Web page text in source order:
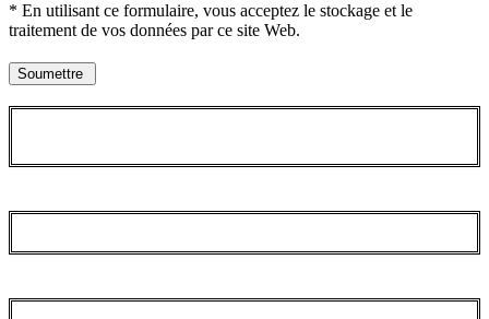
* En utilisant ce formulaire, vous acceptez le stockage et le
traitement de vos données par ce site Web.